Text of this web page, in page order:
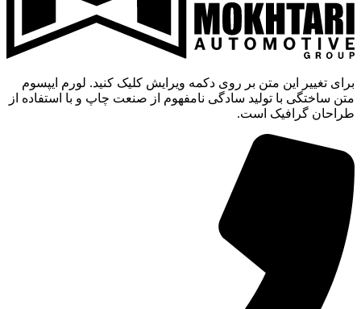
برای تغییر این متن بر روی دکمه ویرایش کلیک کنید. لورم ایپسوم
متن ساختگی با تولید سادگی نامفهوم از صنعت چاپ و با استفاده از
طراحان گرافیک است.